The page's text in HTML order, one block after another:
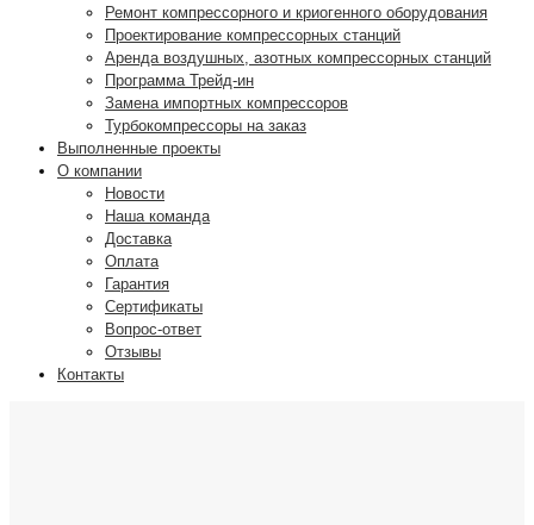
Ремонт компрессорного и криогенного оборудования
Проектирование компрессорных станций
Аренда воздушных, азотных компрессорных станций
Программа Трейд-ин
Замена импортных компрессоров
Турбокомпрессоры на заказ
Выполненные проекты
О компании
Новости
Наша команда
Доставка
Оплата
Гарантия
Сертификаты
Вопрос-ответ
Отзывы
Контакты